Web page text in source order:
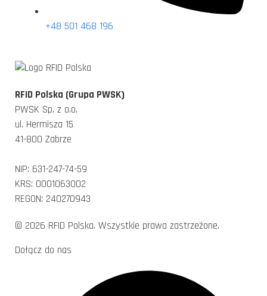
+48 501 468 196
RFID Polska (Grupa PWSK)
PWSK Sp. z o.o.
ul. Hermisza 15
41-800 Zabrze
NIP: 631-247-74-59
KRS: 0001063002
REGON: 240270943
© 2026 RFID Polska. Wszystkie prawa zastrzeżone.
Dołącz do nas